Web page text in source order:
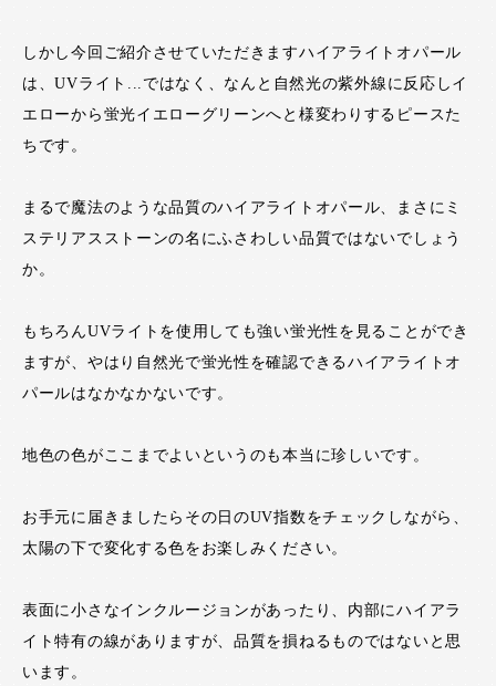
しかし今回ご紹介させていただきますハイアライトオパール
は、UVライト...ではなく、なんと自然光の紫外線に反応しイ
エローから蛍光イエローグリーンへと様変わりするピースた
ちです。
まるで魔法のような品質のハイアライトオパール、まさにミ
ステリアスストーンの名にふさわしい品質ではないでしょう
か。
もちろんUVライトを使用しても強い蛍光性を見ることができ
ますが、やはり自然光で蛍光性を確認できるハイアライトオ
パールはなかなかないです。
地色の色がここまでよいというのも本当に珍しいです。
お手元に届きましたらその日のUV指数をチェックしながら、
太陽の下で変化する色をお楽しみください。
表面に小さなインクルージョンがあったり、内部にハイアラ
イト特有の線がありますが、品質を損ねるものではないと思
います。